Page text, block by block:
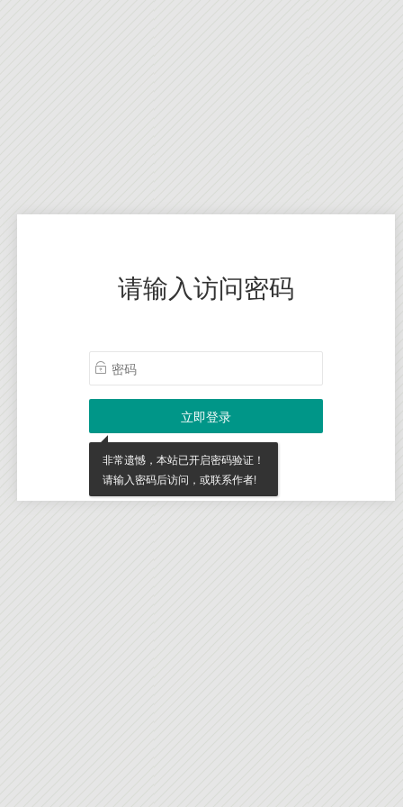
请输入访问密码

立即登录
非常遗憾，本站已开启密码验证！
请输入密码后访问，或联系作者!